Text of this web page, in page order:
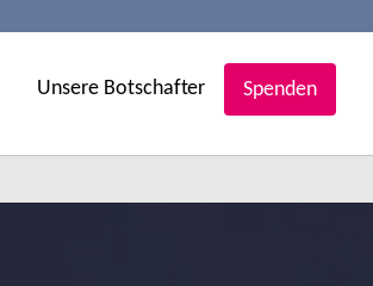
Unsere Botschafter Spenden